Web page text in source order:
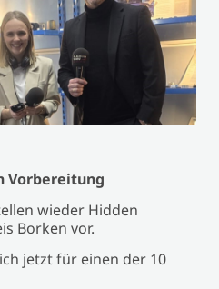
Vorbereitung
wieder Hidden
Borken vor.
jetzt für einen der 10